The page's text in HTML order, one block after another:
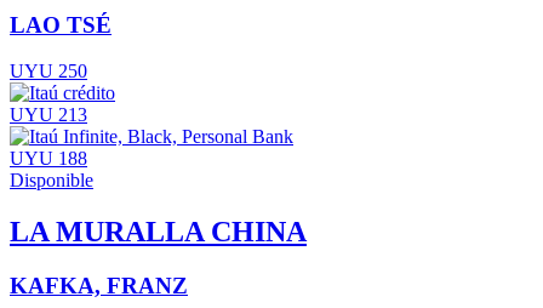
LAO TSÉ
UYU 250
UYU 213
UYU 188
Disponible
LA MURALLA CHINA
KAFKA, FRANZ